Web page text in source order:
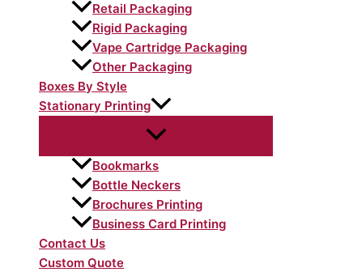
Retail Packaging
Rigid Packaging
Vape Cartridge Packaging
Other Packaging
Boxes By Style
Stationary Printing
Bookmarks
Bottle Neckers
Brochures Printing
Business Card Printing
Contact Us
Custom Quote